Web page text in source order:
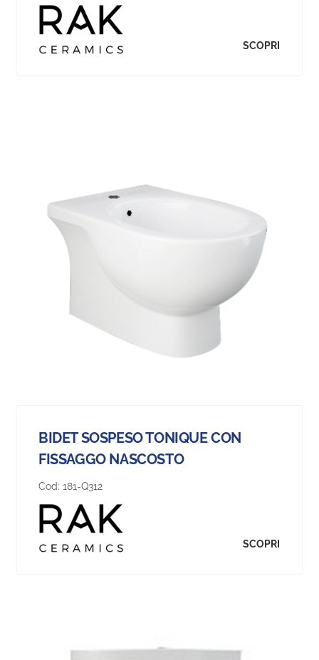
SCOPRI
BIDET SOSPESO TONIQUE CON
FISSAGGO NASCOSTO
Cod: 181-Q312
SCOPRI